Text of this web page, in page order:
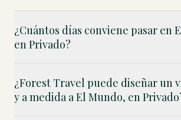
¿Cuántos días conviene pasar en
en Privado?
¿Forest Travel puede diseñar un
y a medida a El Mundo, en